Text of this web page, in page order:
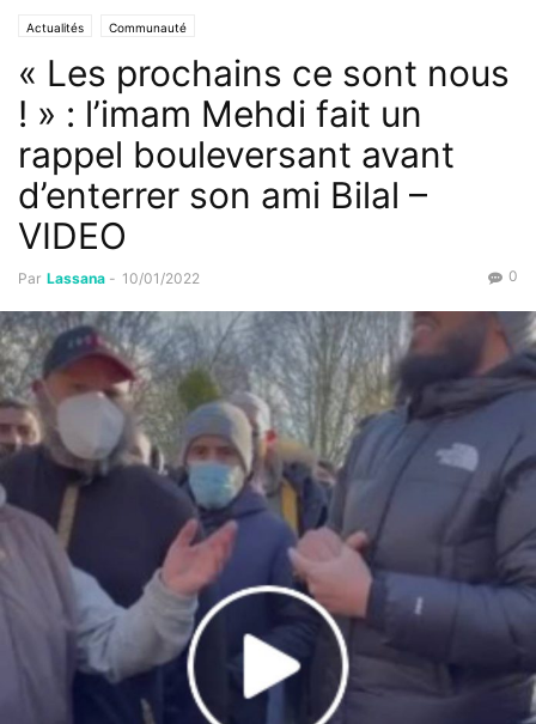
Actualités Communauté
« Les prochains ce sont nous
! » : l’imam Mehdi fait un
rappel bouleversant avant
d’enterrer son ami Bilal –
VIDEO
Par Lassana - 10/01/2022 0